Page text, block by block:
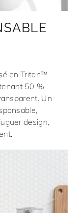
en Tritan™
50 %
Un
design,